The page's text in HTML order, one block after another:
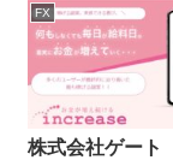
FX
株式会社ゲート